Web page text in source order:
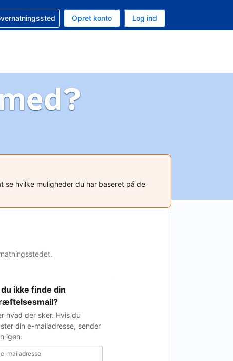
er Danske kroner
sprog er Dansk
booking Opret konto Log ind
se hvilke muligheder du har baseret på de
du ikke finde din
hvad der sker. Hvis du
din e-mailadresse, sender
igen.